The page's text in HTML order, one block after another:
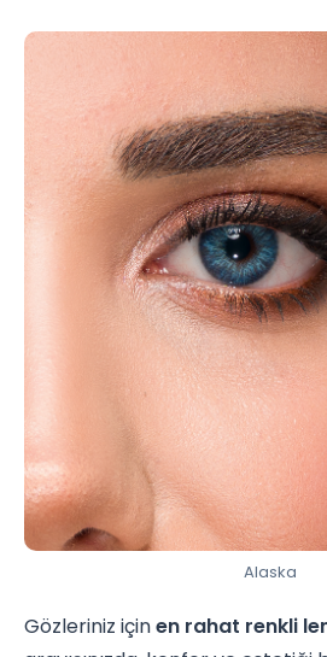
Alaska
Gözleriniz içinen rahat renkli